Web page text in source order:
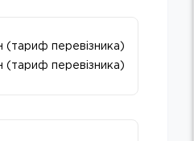
(тариф перевізника)
(тариф перевізника)